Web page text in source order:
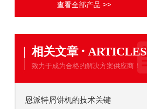
查看全部产品 >>
相关文章 · ARTICLES
致力于成为合格的解决方案供应商！
恩派特屑饼机的技术关键